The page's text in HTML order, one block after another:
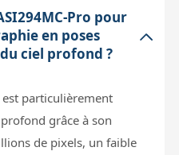
Pro pour
en poses
ciel profond ?
est particulièrement
grâce à son
de pixels, un faible